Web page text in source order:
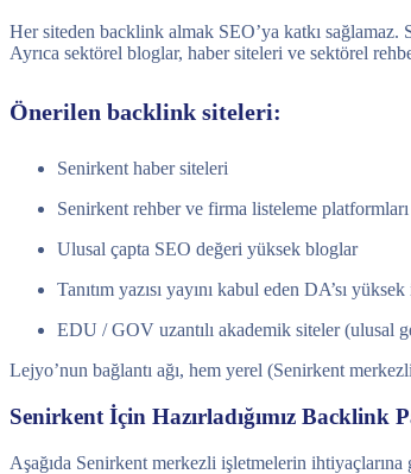
Her siteden backlink almak SEO’ya katkı
Ayrıca sektörel bloglar, haber siteleri ve sektörel
Önerilen backlink siteleri:
Senirkent haber siteleri
Senirkent rehber ve firma listeleme platformları
Ulusal çapta SEO değeri yüksek bloglar
Tanıtım yazısı yayını kabul eden DA’sı
EDU / GOV uzantılı akademik siteler (ulusal
Lejyo’nun bağlantı ağı, hem yerel (Senirkent
Senirkent İçin Hazırladığımız Backlink
Aşağıda Senirkent merkezli işletmelerin